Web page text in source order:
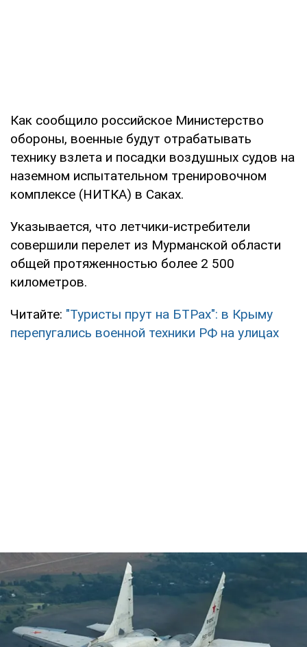
Как сообщило российское Министерство
обороны, военные будут отрабатывать
технику взлета и посадки воздушных судов на
наземном испытательном тренировочном
комплексе (НИТКА) в Саках.
Указывается, что летчики-истребители
совершили перелет из Мурманской области
общей протяженностью более 2 500
километров.
Читайте: "Туристы прут на БТРах": в Крыму
перепугались военной техники РФ на улицах